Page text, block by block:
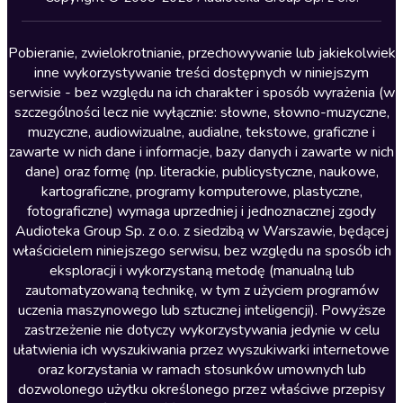
Lektury szkolne
Literatura anglojęzyczna
Literatura faktu
Literatura obyczajowa
Literatura piękna obca
Literatura piękna polska
Nagrania relaksacyjne
Nauka języków
Nauki humanistyczne
Podcasty i audycje
Polityka
Prasa
Religia
Pobieranie, zwielokrotnianie, przechowywanie lub jakiekolwiek
inne wykorzystywanie treści dostępnych w niniejszym
serwisie - bez względu na ich charakter i sposób wyrażenia (w
szczególności lecz nie wyłącznie: słowne, słowno-muzyczne,
muzyczne, audiowizualne, audialne, tekstowe, graficzne i
zawarte w nich dane i informacje, bazy danych i zawarte w nich
dane) oraz formę (np. literackie, publicystyczne, naukowe,
kartograficzne, programy komputerowe, plastyczne,
fotograficzne) wymaga uprzedniej i jednoznacznej zgody
Audioteka Group Sp. z o.o. z siedzibą w Warszawie, będącej
właścicielem niniejszego serwisu, bez względu na sposób ich
eksploracji i wykorzystaną metodę (manualną lub
zautomatyzowaną technikę, w tym z użyciem programów
uczenia maszynowego lub sztucznej inteligencji). Powyższe
zastrzeżenie nie dotyczy wykorzystywania jedynie w celu
ułatwienia ich wyszukiwania przez wyszukiwarki internetowe
oraz korzystania w ramach stosunków umownych lub
dozwolonego użytku określonego przez właściwe przepisy